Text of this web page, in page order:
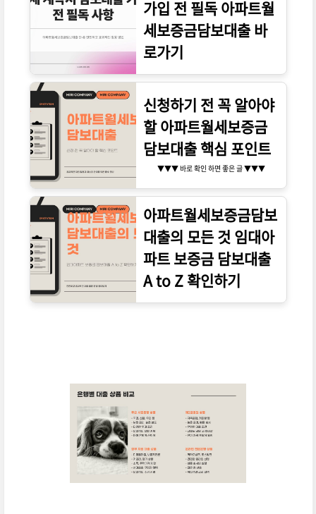
가입 전 필독 아파트월
세보증금담보대출 바
로가기
▼▼▼ 바로 확인 하면 좋은 글 ▼▼▼
신청하기 전 꼭 알아야
할 아파트월세보증금
담보대출 핵심 포인트
▼▼▼ 바로 확인 하면 좋은 글 ▼▼▼
아파트월세보증금담보
대출의 모든 것 임대아
파트 보증금 담보대출
A to Z 확인하기
▼▼▼ 바로 확인 하면 좋은 글 ▼▼▼